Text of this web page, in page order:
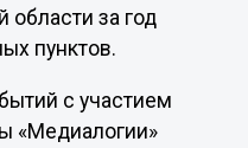
области за год
пунктов.
с участием
«Медиалогии»